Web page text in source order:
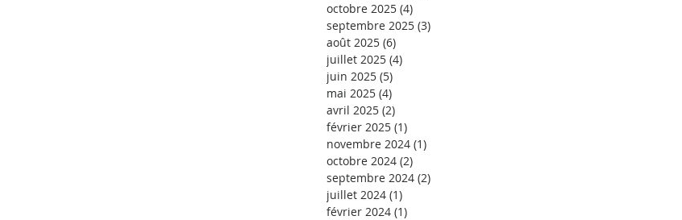
octobre 2025 (4)
septembre 2025 (3)
août 2025 (6)
juillet 2025 (4)
juin 2025 (5)
mai 2025 (4)
avril 2025 (2)
février 2025 (1)
novembre 2024 (1)
octobre 2024 (2)
septembre 2024 (2)
juillet 2024 (1)
février 2024 (1)